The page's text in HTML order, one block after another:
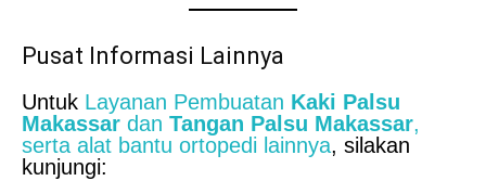
Pusat Informasi Lainnya
Untuk Layanan Pembuatan Kaki Palsu
Makassar dan Tangan Palsu Makassar,
serta alat bantu ortopedi lainnya, silakan
kunjungi: